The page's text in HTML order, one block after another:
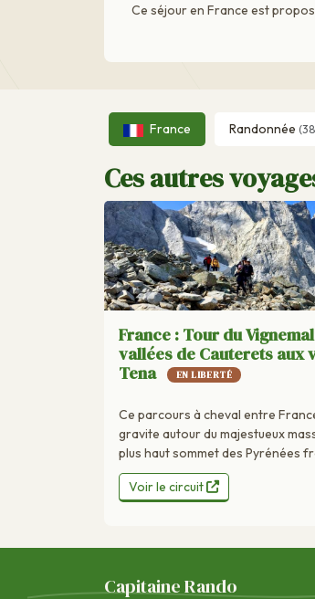
Ce séjour en France est
France Randonnée
Ces autres
France : Tour du
vallées de Cauterets aux
Tena
EN LIBERTÉ
Ce parcours à cheval entre
gravite autour du majestueux
plus haut sommet des Pyrénées
Voir le circuit
Capitaine Rando